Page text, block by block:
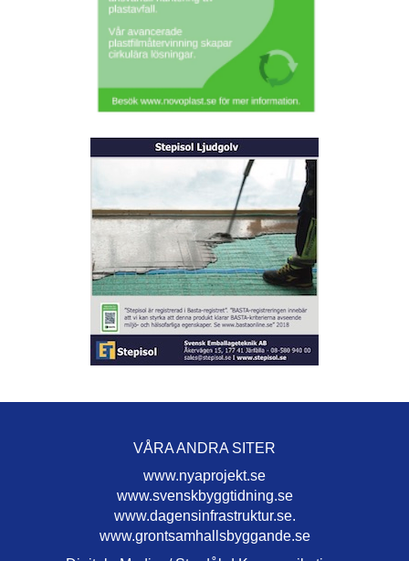
VÅRA ANDRA SITER
www.nyaprojekt.se
www.svenskbyggtidning.se
www.dagensinfrastruktur.se.
www.grontsamhallsbyggande.se